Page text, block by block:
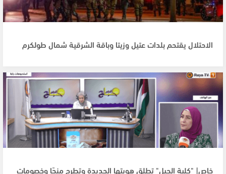
الاحتلال يقتحم بلدات عتيل وزيتا وباقة الشرقية شمال طولكرم
خاص| "كلية الجيل" تطلق هويتها الجديدة وتطرح منحًا وخصومات